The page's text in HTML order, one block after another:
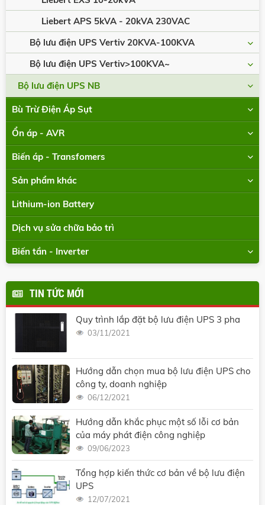
Liebert APS 5kVA - 20kVA 230VAC
Bộ lưu điện UPS Vertiv 20KVA-100KVA
Bộ lưu điện UPS Vertiv>100KVA~
Bộ lưu điện UPS NB
Bù Trừ Điện Áp Sụt
Ổn áp - AVR
Biến áp - Transfomers
Sản phẩm khác
Lithium-ion Battery
Dịch vụ sửa chữa bảo trì
Biến tần - Inverter
TIN TỨC MỚI
Quy trình lắp đặt bộ lưu điện UPS 3 pha
03/11/2021
Hướng dẫn chọn mua bộ lưu điện UPS cho
công ty, doanh nghiệp
06/12/2021
Hướng dẫn khắc phục một số lỗi cơ bản
của máy phát điện công nghiệp
09/06/2023
Tổng hợp kiến thức cơ bản về bộ lưu điện
UPS
12/07/2021